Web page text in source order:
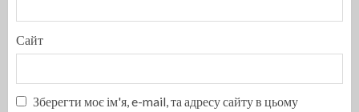
Сайт
Зберегти моє ім'я, e-mail, та адресу сайту в цьому